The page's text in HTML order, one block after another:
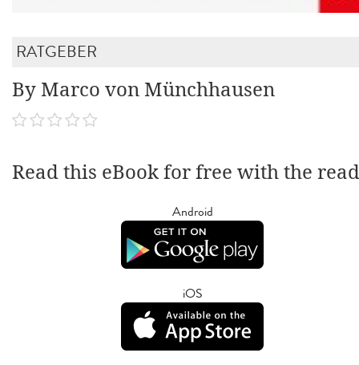
RATGEBER
By Marco von Münchhausen
Read this eBook for free with the
Android
iOS